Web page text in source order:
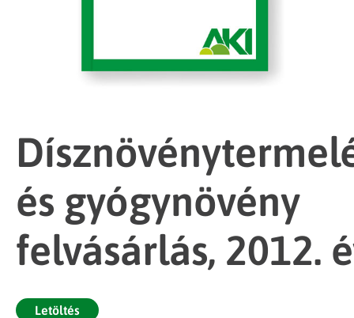
és gyógynövény
felvásárlás, 2012.
Letöltés